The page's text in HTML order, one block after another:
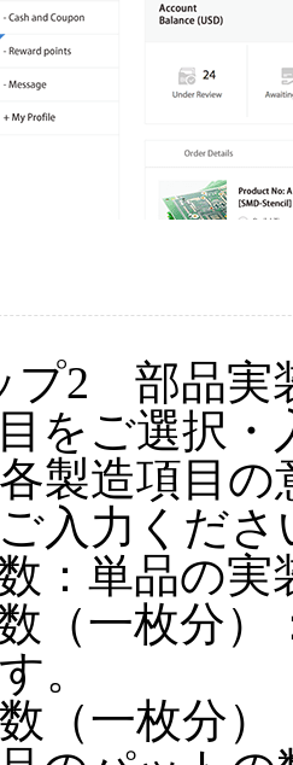
プ2 部品実
をご選択
製造項目
入力くださ
：単品の実
（一枚分）
。
（一枚分